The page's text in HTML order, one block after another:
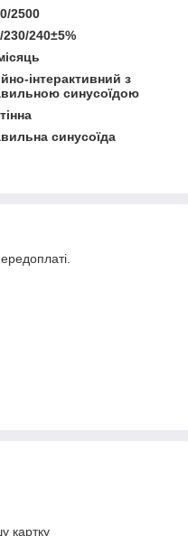
2500
230/240±5%
інтерактивний з
синусоїдою
синусоїда
картку